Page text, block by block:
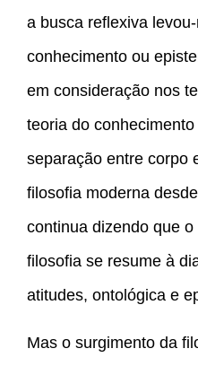
a busca reflexiva
conhecimento ou
em consideração nos
teoria do
separação entre corpo
filosofia moderna
continua dizendo que
filosofia se resume à
atitudes, ontológica e
Mas o surgimento da